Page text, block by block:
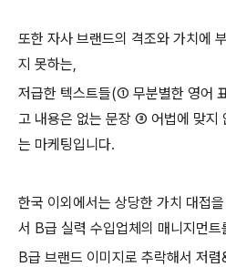
또한 자사 브랜드의 격조와 가치에
지 못하는,
저급한 텍스트들(① 무분별한 영어
고 내용은 없는 문장 ③ 어법에 맞지
는 마케팅입니다.
한국 이외에서는 상당한 가치 대접
서 B급 실력 수입업체의 매니지먼트
B급 브랜드 이미지로 추락해서 저렴